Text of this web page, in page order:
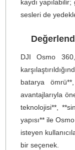
motion*
Yüksek
sunan f/1.9
sahnelerinde
Ayrıca **tek
yeteneğiyle,
yakalamanız